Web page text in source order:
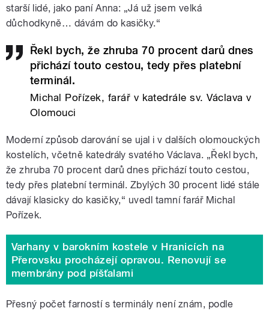
starší lidé, jako paní Anna: „Já už jsem velká
důchodkyně… dávám do kasičky.“
Řekl bych, že zhruba 70 procent darů dnes
přichází touto cestou, tedy přes platební
terminál.
Michal Pořízek, farář v katedrále sv. Václava v
Olomouci
Moderní způsob darování se ujal i v dalších olomouckých
kostelích, včetně katedrály svatého Václava. „Řekl bych,
že zhruba 70 procent darů dnes přichází touto cestou,
tedy přes platební terminál. Zbylých 30 procent lidé stále
dávají klasicky do kasičky,“ uvedl tamní farář Michal
Pořízek.
Varhany v barokním kostele v Hranicích na
Přerovsku procházejí opravou. Renovují se
membrány pod píšťalami
Přesný počet farností s terminály není znám, podle